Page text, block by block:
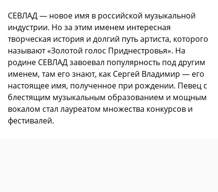
СЕВЛАД — новое имя в российской музыкальной
индустрии. Но за этим именем интересная
творческая история и долгий путь артиста, которого
называют «Золотой голос Приднестровья». На
родине СЕВЛАД завоевал популярность под другим
именем, там его знают, как Сергей Владимир — его
настоящее имя, полученное при рождении. Певец с
блестящим музыкальным образованием и мощным
вокалом стал лауреатом множества конкурсов и
фестивалей.